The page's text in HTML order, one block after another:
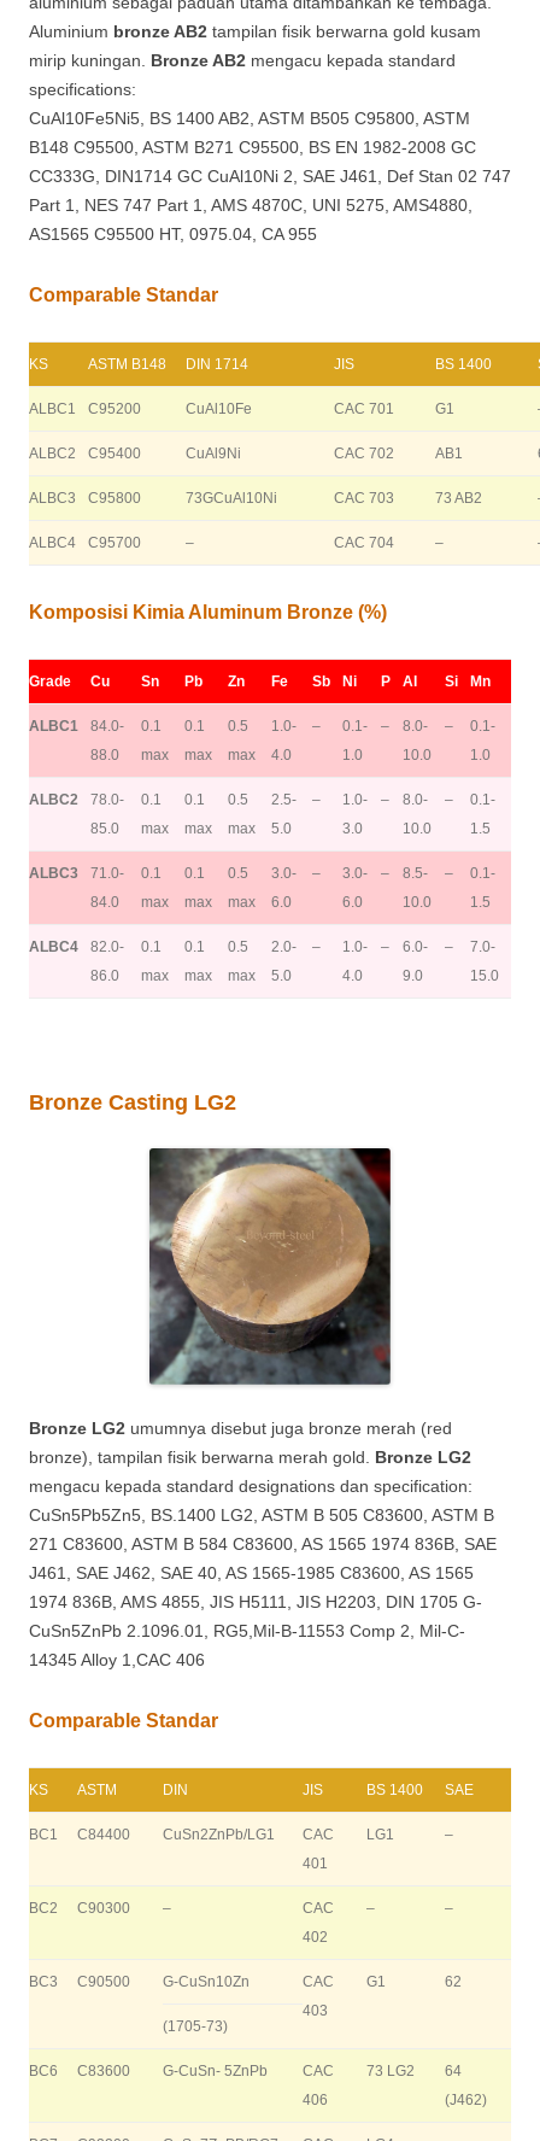
Aluminium bronze AB2 tampilan fisik berwarna gold kusam
mirip kuningan. Bronze AB2 mengacu kepada standard
specifications:
CuAl10Fe5Ni5, BS 1400 AB2, ASTM B505 C95800, ASTM
B148 C95500, ASTM B271 C95500, BS EN 1982-2008 GC
CC333G, DIN1714 GC CuAl10Ni 2, SAE J461, Def Stan 02 747
Part 1, NES 747 Part 1, AMS 4870C, UNI 5275, AMS4880,
AS1565 C95500 HT, 0975.04, CA 955
Comparable Standar
KS ASTM B148 DIN 1714 JIS BS 1400
ALBC1 C95200 CuAl10Fe CAC 701 G1
ALBC2 C95400 CuAl9Ni CAC 702 AB1
ALBC3 C95800 73GCuAl10Ni CAC 703 73 AB2
ALBC4 C95700 – CAC 704 –
Komposisi Kimia Aluminum Bronze (%)
Grade Cu Sn Pb Zn Fe Sb Ni P AI Si Mn
ALBC1
84.0-
88.0
0.1
max
0.1
max
0.5
max
1.0-
4.0
–
0.1-
1.0
–
8.0-
10.0
–
0.1-
1.0
ALBC2
78.0-
85.0
0.1
max
0.1
max
0.5
max
2.5-
5.0
–
1.0-
3.0
–
8.0-
10.0
–
0.1-
1.5
ALBC3
71.0-
84.0
0.1
max
0.1
max
0.5
max
3.0-
6.0
–
3.0-
6.0
–
8.5-
10.0
–
0.1-
1.5
ALBC4
82.0-
86.0
0.1
max
0.1
max
0.5
max
2.0-
5.0
–
1.0-
4.0
–
6.0-
9.0
–
7.0-
15.0
Bronze Casting LG2
Bronze LG2 umumnya disebut juga bronze merah (red
bronze), tampilan fisik berwarna merah gold. Bronze LG2
mengacu kepada standard designations dan specification:
CuSn5Pb5Zn5, BS.1400 LG2, ASTM B 505 C83600, ASTM B
271 C83600, ASTM B 584 C83600, AS 1565 1974 836B, SAE
J461, SAE J462, SAE 40, AS 1565-1985 C83600, AS 1565
1974 836B, AMS 4855, JIS H5111, JIS H2203, DIN 1705 G-
CuSn5ZnPb 2.1096.01, RG5,Mil-B-11553 Comp 2, Mil-C-
14345 Alloy 1,CAC 406
Comparable Standar
KS ASTM DIN JIS BS 1400 SAE
BC1 C84400 CuSn2ZnPb/LG1
CAC
401
LG1 –
BC2 C90300 –
CAC
402
– –
BC3 C90500 G-CuSn10Zn
CAC
403
G1 62
(1705-73)
BC6 C83600 G-CuSn- 5ZnPb
CAC
406
73 LG2
64
(J462)